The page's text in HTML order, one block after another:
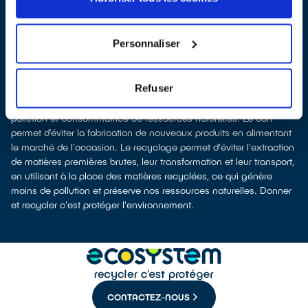
Personnaliser
Refuser
reprise en magasinparfois même sans achat selon les points de
vente
, nous remettent ensuite les appareils collectés afin
que nous prenions en charge leur dépollution et leur recyclage.
Recycler c’est protéger la santé, l'environnement et les
La production d’équipements électriques neufs est génératrice de
pollution et consommatrice de ressources naturelles. Le don
permet d’éviter la fabrication de nouveaux produits en alimentant
le marché de l'occasion. Le recyclage permet d'éviter l'extraction
de matières premières brutes, leur transformation et leur transport,
en utilisant à la place des matières recyclées, ce qui génère
moins de pollution et préserve nos ressources naturelles. Donner
et recycler c'est protéger l'environnement.
CONTACTEZ-NOUS